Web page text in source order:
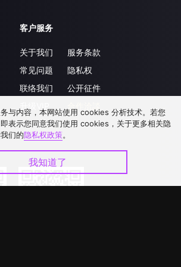
客户服务
关于我们
常见问题
联络我们
服务条款
隐私权
公开征件
与内容，本网站使用 cookies 分析技术。若您
表示您同意我们使用 cookies，关于更多相关隐
们的隐私权政策。
我知道了